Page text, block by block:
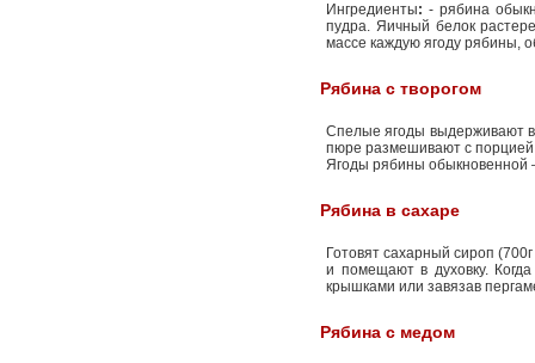
Ингредиенты: - рябина
пудра. Яичный белок
массе каждую ягоду рябины,
Рябина с творогом
Спелые ягоды выдерживают в
пюре размешивают с порцией
Ягоды рябины обыкновенной –
Рябина в сахаре
Готовят сахарный сироп
и помещают в духовку.
крышками или завязав
Рябина с медом